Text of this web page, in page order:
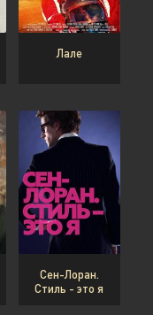
Лале
Сен-Лоран.
Стиль - это я